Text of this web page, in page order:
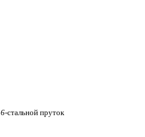
6-стальной пруток